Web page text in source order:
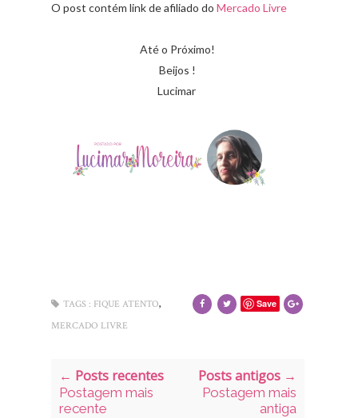
O post contém link de afiliado do Mercado Livre
Até o Próximo!
Beijos !
Lucimar
Save
TAGS : FIQUE ATENTO,
MERCADO LIVRE
← Posts recentes
Postagem mais
recente
Posts antigos →
Postagem mais
antiga